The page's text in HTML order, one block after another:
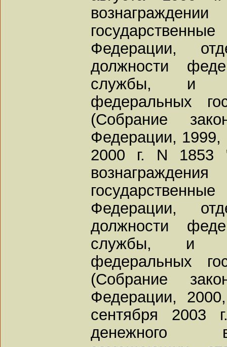
Федерации,
должности
службы, и
федеральных
(Собрание
Федерации, 1999,
2000 г. N 1853
Федерации,
должности
службы, и
федеральных
(Собрание
Федерации,
сентября 2003
денежного